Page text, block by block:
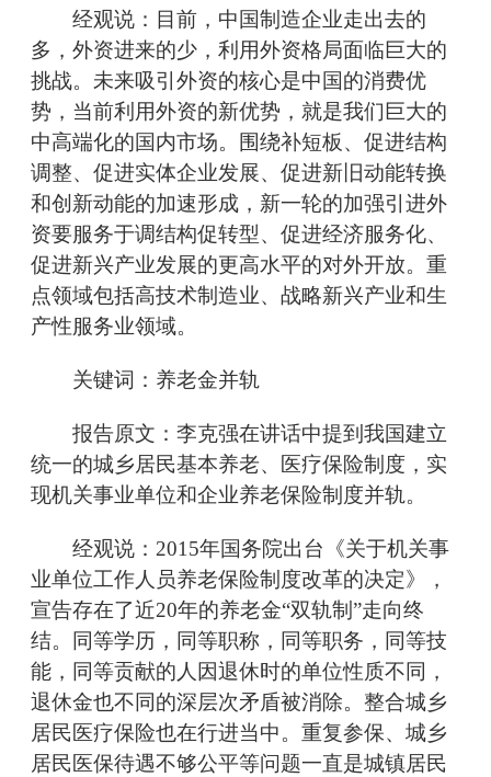
经观说：目前，中国制造企业走出去的
多，外资进来的少，利用外资格局面临巨大的
挑战。未来吸引外资的核心是中国的消费优
势，当前利用外资的新优势，就是我们巨大的
中高端化的国内市场。围绕补短板、促进结构
调整、促进实体企业发展、促进新旧动能转换
和创新动能的加速形成，新一轮的加强引进外
资要服务于调结构促转型、促进经济服务化、
促进新兴产业发展的更高水平的对外开放。重
点领域包括高技术制造业、战略新兴产业和生
产性服务业领域。
关键词：养老金并轨
报告原文：李克强在讲话中提到我国建立
统一的城乡居民基本养老、医疗保险制度，实
现机关事业单位和企业养老保险制度并轨。
经观说：2015年国务院出台《关于机关事
业单位工作人员养老保险制度改革的决定》，
宣告存在了近20年的养老金“双轨制”走向终
结。同等学历，同等职称，同等职务，同等技
能，同等贡献的人因退休时的单位性质不同，
退休金也不同的深层次矛盾被消除。整合城乡
居民医疗保险也在行进当中。重复参保、城乡
居民医保待遇不够公平等问题一直是城镇居民